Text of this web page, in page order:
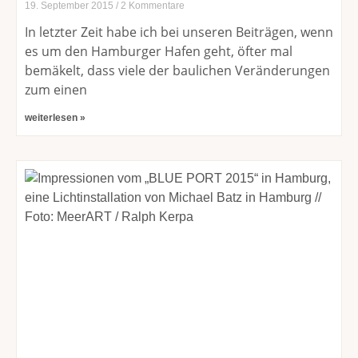
19. September 2015 2 Kommentare
In letzter Zeit habe ich bei unseren Beiträgen, wenn
es um den Hamburger Hafen geht, öfter mal
bemäkelt, dass viele der baulichen Veränderungen
zum einen
weiterlesen »